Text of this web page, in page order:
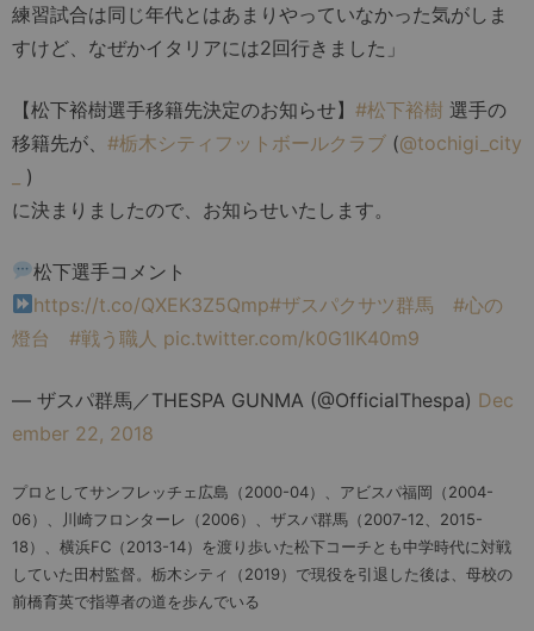
練習試合は同じ年代とはあまりやっていなかった気がしま
すけど、なぜかイタリアには2回行きました」
【松下裕樹選手移籍先決定のお知らせ】 #松下裕樹 選手の
移籍先が、 #栃木シティフットボールクラブ (@tochigi_city
)
に決まりましたので、お知らせいたします。
松下選手コメント
https://t.co/QXEK3Z5Qmp#ザスパクサツ群馬
#心の
燈台
#戦う職人 pic.twitter.com/k0G1lK40m9
— ザスパ群馬／THESPA GUNMA (@OfficialThespa) Dec
ember 22, 2018
プロとしてサンフレッチェ広島（2000-04）、アビスパ福岡（2004-
06）、川崎フロンターレ（2006）、ザスパ群馬（2007-12、2015-
18）、横浜FC（2013-14）を渡り歩いた松下コーチとも中学時代に対戦
していた田村監督。栃木シティ（2019）で現役を引退した後は、母校の
前橋育英で指導者の道を歩んでいる